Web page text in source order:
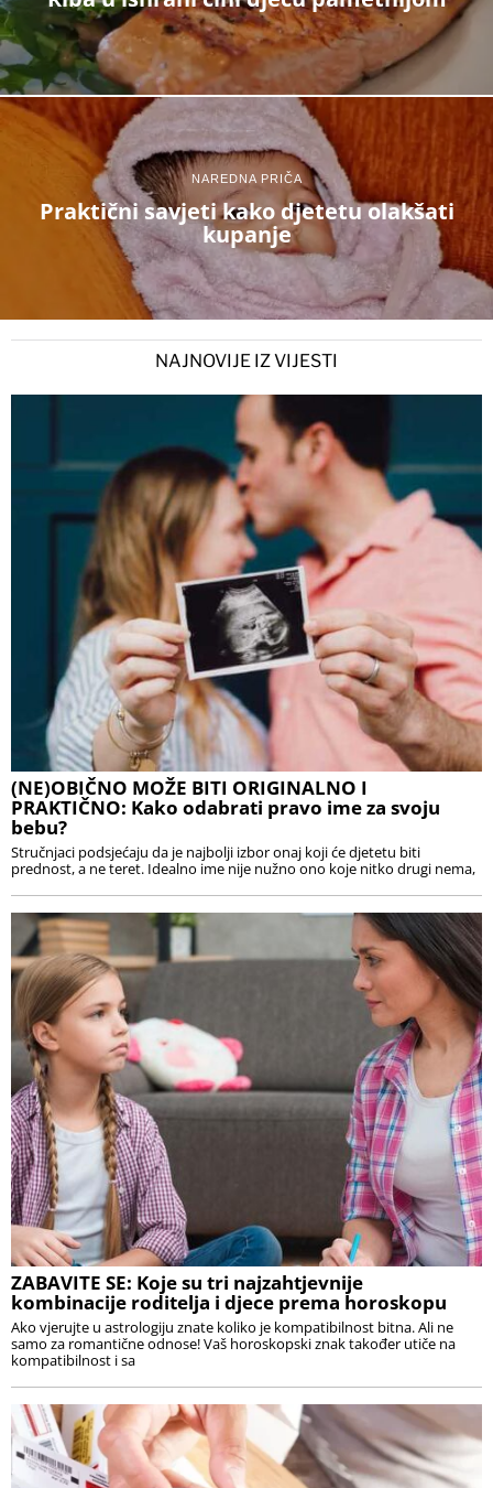
NAREDNA PRIČA
Praktični savjeti kako djetetu olakšati
kupanje
NAJNOVIJE IZ VIJESTI
(NE)OBIČNO MOŽE BITI ORIGINALNO I
PRAKTIČNO: Kako odabrati pravo ime za svoju
bebu?
Stručnjaci podsjećaju da je najbolji izbor onaj koji će djetetu biti
prednost, a ne teret. Idealno ime nije nužno ono koje nitko drugi nema,
ZABAVITE SE: Koje su tri najzahtjevnije
kombinacije roditelja i djece prema horoskopu
Ako vjerujte u astrologiju znate koliko je kompatibilnost bitna. Ali ne
samo za romantične odnose! Vaš horoskopski znak također utiče na
kompatibilnost i sa